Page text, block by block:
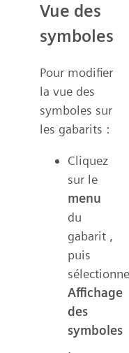
Vue des
symboles
Pour modifier
la vue des
symboles sur
les gabarits :
Cliquez
sur le
menu
du
gabarit ,
puis
Affichage
des
symboles
.